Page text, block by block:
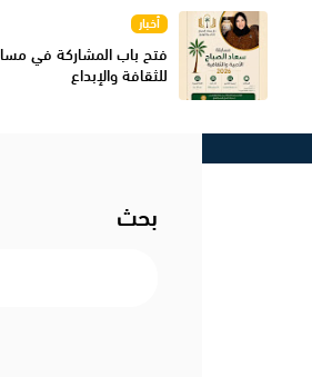
أخبار
فتح باب المشاركة في
للثقافة والإبداع
بحث